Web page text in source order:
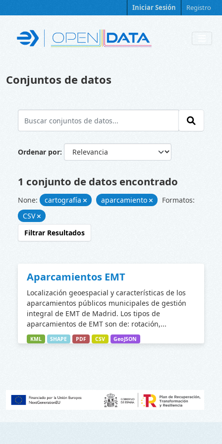
Iniciar Sesión Registro
Conjuntos de datos
Ordenar por
1 conjunto de datos encontrado
None: cartografía aparcamiento
Formatos:
CSV
Filtrar Resultados
Aparcamientos EMT
Localización geoespacial y características de los
aparcamientos públicos municipales de gestión
integral de EMT de Madrid. Los tipos de
aparcamientos de EMT son de: rotación,...
KML SHAPE PDF CSV GeoJSON